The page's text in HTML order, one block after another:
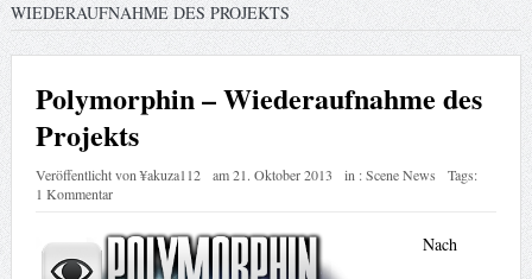
WIEDERAUFNAHME DES PROJEKTS
Polymorphin – Wiederaufnahme des
Projekts
Veröffentlicht von¥akuza112 am21. Oktober 2013 in :Scene News
Tags:
1 Kommentar
Nach